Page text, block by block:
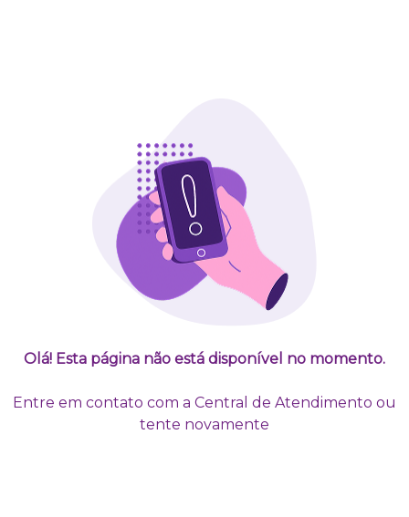
Olá! Esta página não está disponível no momento.
Entre em contato com a Central de Atendimento ou
tente novamente